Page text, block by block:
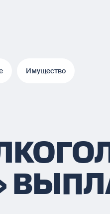
Имущество